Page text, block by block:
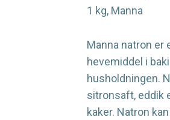
1 kg, Manna
Manna natron er
hevemiddel i
husholdningen.
sitronsaft, eddik
kaker. Natron